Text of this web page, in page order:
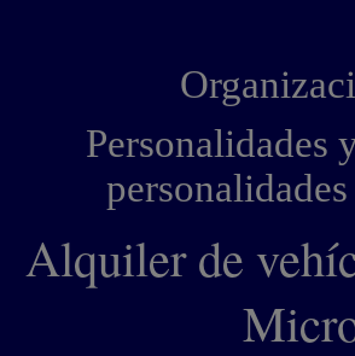
Personalidades
Alquiler de